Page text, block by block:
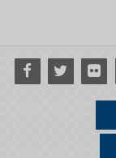
Facebook
Twitter Flickr